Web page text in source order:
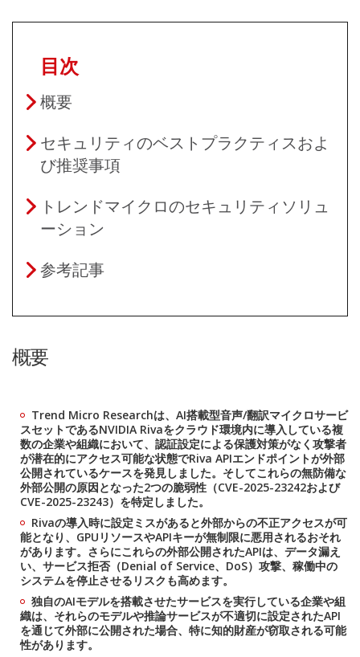
目次
概要
セキュリティのベストプラクティスおよ
び推奨事項
トレンドマイクロのセキュリティソリュ
ーション
参考記事
概要
Trend Micro Researchは、AI搭載型音声/翻訳マイクロサービ
スセットであるNVIDIA Rivaをクラウド環境内に導入している複
数の企業や組織において、認証設定による保護対策がなく攻撃者
が潜在的にアクセス可能な状態でRiva APIエンドポイントが外部
公開されているケースを発見しました。そしてこれらの無防備な
外部公開の原因となった2つの脆弱性（CVE-2025-23242および
CVE-2025-23243）を特定しました。
Rivaの導入時に設定ミスがあると外部からの不正アクセスが可
能となり、GPUリソースやAPIキーが無制限に悪用されるおそれ
があります。さらにこれらの外部公開されたAPIは、データ漏え
い、サービス拒否（Denial of Service、DoS）攻撃、稼働中の
システムを停止させるリスクも高めます。
独自のAIモデルを搭載させたサービスを実行している企業や組
織は、それらのモデルや推論サービスが不適切に設定されたAPI
を通じて外部に公開された場合、特に知的財産が窃取される可能
性があります。